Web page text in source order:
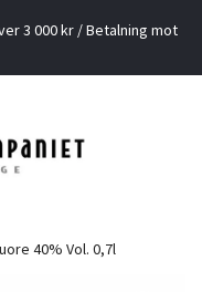
3 000 kr / Betalning mot
40% Vol. 0,7l